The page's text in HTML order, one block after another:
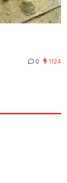
0 1124